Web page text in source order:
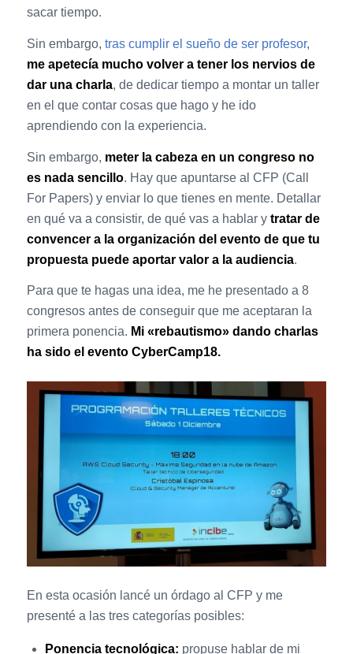
sacar tiempo.
Sin embargo, tras cumplir el sueño de ser profesor,
me apetecía mucho volver a tener los nervios de
dar una charla, de dedicar tiempo a montar un taller
en el que contar cosas que hago y he ido
aprendiendo con la experiencia.
Sin embargo, meter la cabeza en un congreso no
es nada sencillo. Hay que apuntarse al CFP (Call
For Papers) y enviar lo que tienes en mente. Detallar
en qué va a consistir, de qué vas a hablar y tratar de
convencer a la organización del evento de que tu
propuesta puede aportar valor a la audiencia.
Para que te hagas una idea, me he presentado a 8
congresos antes de conseguir que me aceptaran la
primera ponencia. Mi «rebautismo» dando charlas
ha sido el evento CyberCamp18.
En esta ocasión lancé un órdago al CFP y me
presenté a las tres categorías posibles:
Ponencia tecnológica: propuse hablar de mi